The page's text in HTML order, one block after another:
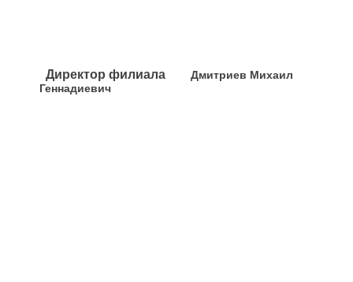
Директор филиала Дмитриев Михаил
Геннадиевич